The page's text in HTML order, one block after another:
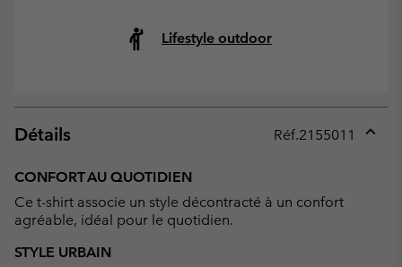
Lifestyle outdoor
Détails Réf.2155011
CONFORT AU QUOTIDIEN
Ce t-shirt associe un style décontracté à un confort
agréable, idéal pour le quotidien.
STYLE URBAIN